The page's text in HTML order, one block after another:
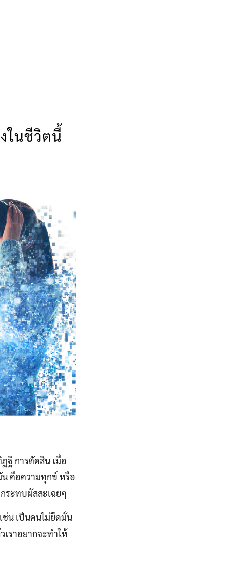
ฐิ การตัดสิน เมื่อ
น คือความทุกข์ หรือ
ระทบผัสสะเฉยๆ
ช่น เป็นคนไม่ยึดมั่น
ราอยากจะทำให้